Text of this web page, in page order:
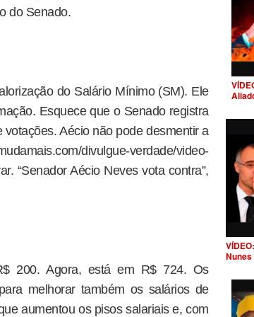
do Senado.
do Salário Mínimo (SM). Ele
Esquece que o Senado registra
Aécio não pode desmentir a
divulgue-verdade/video-
“Senador Aécio Neves vota contra”,
200. Agora, está em R$ 724. Os
melhorar também os salários de
aumentou os pisos salariais e, com